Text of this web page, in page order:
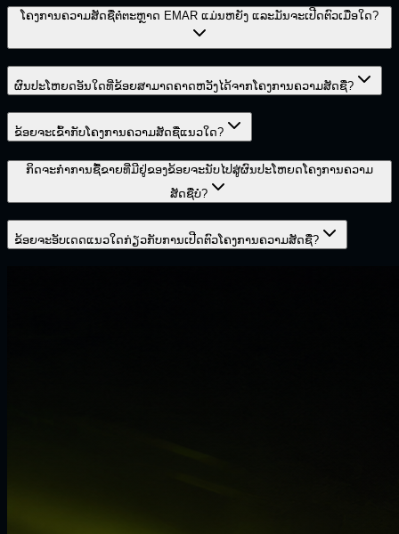
ໂຄງການຄວາມສັດຊື່ຕໍ່ຕະຫຼາດ EMAR ແມ່ນຫຍັງ ແລະມັນຈະເປີດຕົວເມື່ອໃດ?
ຜົນປະໂຫຍດອັນໃດທີ່ຂ້ອຍສາມາດຄາດຫວັງໄດ້ຈາກໂຄງການຄວາມສັດຊື່?
ຂ້ອຍຈະເຂົ້າກັບໂຄງການຄວາມສັດຊື່ແນວໃດ?
ກິດຈະກໍາການຊື້ຂາຍທີ່ມີຢູ່ຂອງຂ້ອຍຈະນັບໄປສູ່ຜົນປະໂຫຍດໂຄງການຄວາມ
ສັດຊື່ບໍ?
ຂ້ອຍຈະອັບເດດແນວໃດກ່ຽວກັບການເປີດຕົວໂຄງການຄວາມສັດຊື່?